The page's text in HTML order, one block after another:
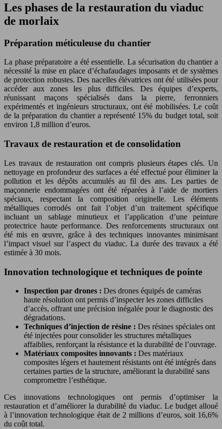
Les phases de la restauration du viaduc
de morlaix
Préparation méticuleuse du chantier
La phase préparatoire a été essentielle. La sécurisation du chantier a
nécessité la mise en place d’échafaudages imposants et de systèmes
de protection robustes. Des nacelles élévatrices ont été utilisées pour
accéder aux zones les plus difficiles. Des équipes d’experts,
réunissant maçons spécialisés dans la pierre, ferronniers
expérimentés et ingénieurs structuraux, ont été mobilisées. Le coût
de la préparation du chantier a représenté 15% du budget total, soit
environ 1,8 million d’euros.
Travaux de restauration et de consolidation
Les travaux de restauration ont compris plusieurs étapes clés. Un
nettoyage en profondeur des surfaces a été effectué pour éliminer la
pollution et les dépôts accumulés au fil des ans. Les parties de
maçonnerie endommagées ont été réparées à l’aide de mortiers
spéciaux, respectant la composition originelle. Les éléments
métalliques corrodés ont fait l’objet d’un traitement spécifique
incluant un sablage minutieux et l’application d’une peinture
protectrice haute performance. Des renforcements structuraux ont
été mis en œuvre, grâce à des techniques innovantes minimisant
l’impact visuel sur l’aspect du viaduc. La durée des travaux a été
estimée à 30 mois.
Innovation technologique et techniques de pointe
Inspection par drones : Des drones équipés de caméras
haute résolution ont permis d’inspecter les zones difficiles
d’accès, offrant une précision inégalée pour le diagnostic des
dégradations.
Techniques d’injection de résine : Des résines spéciales ont
été injectées pour consolider les structures métalliques
affaiblies, renforçant la résistance et la durabilité de l’ouvrage.
Matériaux composites innovants : Des matériaux
composites légers et hautement résistants ont été intégrés dans
certaines parties de la structure, améliorant la durabilité sans
compromettre l’esthétique.
Ces innovations technologiques ont permis d’optimiser la
restauration et d’améliorer la durabilité du viaduc. Le budget alloué
à l’innovation technologique était de 2 millions d’euros, soit 16,6%
du coût total.